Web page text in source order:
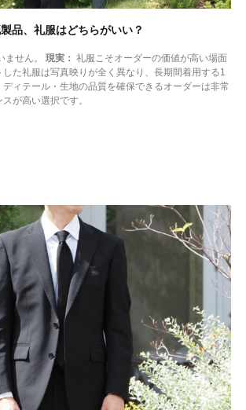
品、礼服はどちらがいい？
ません。 現実： 礼服こそオーダーの価値が高い場面
た礼服は写真映りが全く異なり、長期間着用する1
ィテール・生地の品質を確保できるオーダーは非常
が高い選択です。